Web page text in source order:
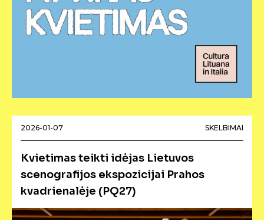
2026-01-07 SKELBIMAI
Kvietimas teikti idėjas Lietuvos
scenografijos ekspozicijai Prahos
kvadrienalėje (PQ27)